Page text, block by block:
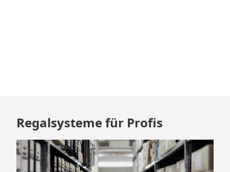
Zum
Footer
springen
Regalsysteme für Profis